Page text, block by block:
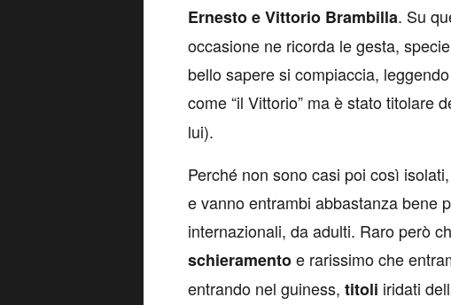
Ernesto e Vittorio Brambilla. Su
occasione ne ricorda le gesta,
bello sapere si compiaccia,
come “il Vittorio” ma è stato titolare
lui).
Perché non sono casi poi così
e vanno entrambi abbastanza bene
internazionali, da adulti. Raro però
schieramentoe rarissimo che
entrando nel guiness, titoli iridati